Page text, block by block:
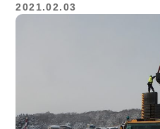
2021.02.03